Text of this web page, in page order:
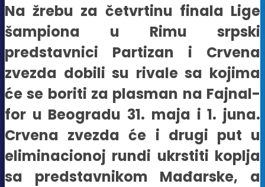
Na žrebu za četvrtinu finala Lige
šampiona u Rimu srpski
predstavnici Partizan i Crvena
zvezda dobili su rivale sa kojima
će se boriti za plasman na Fajnal-
for u Beogradu 31. maja i 1. juna.
Crvena zvezda će i drugi put u
eliminacionoj rundi ukrstiti koplja
sa predstavnikom Mađarske, a